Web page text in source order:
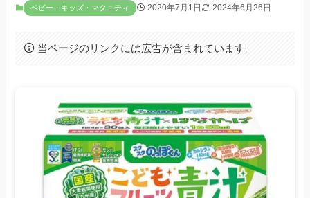
ベビー・キッズ・マタニティ 2020年7月1日 2024年6月26日
当ページのリンクには広告が含まれています。